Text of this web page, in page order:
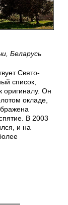
Беларусь
Свято-
список,
оригиналу. Он
окладе,
В 2003
и на